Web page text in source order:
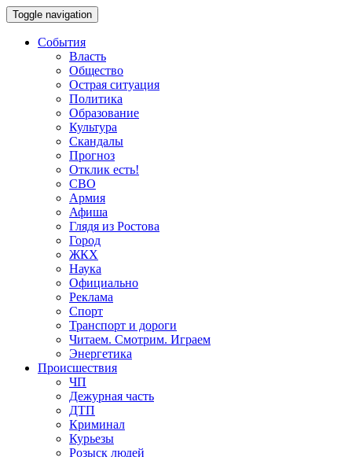
Toggle navigation
События
Власть
Общество
Острая ситуация
Политика
Образование
Культура
Скандалы
Прогноз
Отклик есть!
СВО
Армия
Афиша
Глядя из Ростова
Город
ЖКХ
Наука
Официально
Реклама
Спорт
Транспорт и дороги
Читаем. Смотрим. Играем
Энергетика
Происшествия
ЧП
Дежурная часть
ДТП
Криминал
Курьезы
Розыск людей